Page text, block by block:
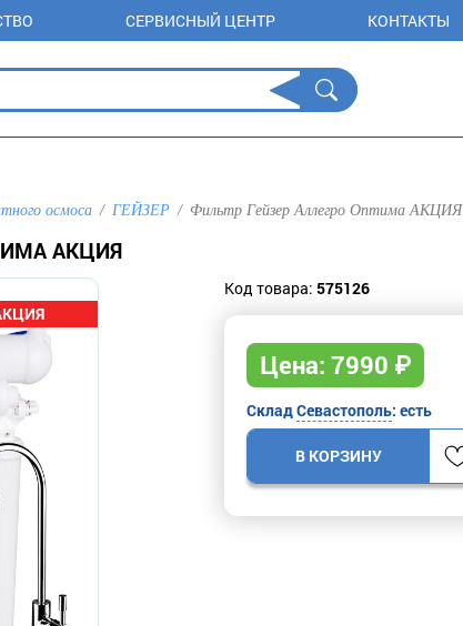
СЕРВИСНЫЙ ЦЕНТР КОНТАКТЫ
осмоса ГЕЙЗЕР Фильтр Гейзер Аллегро Оптима АКЦИЯ
АКЦИЯ
Код товара: 575126
Цена: 7990 ₽
СкладСевастополь: есть
В КОРЗИНУ